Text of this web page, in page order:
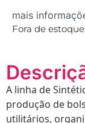
mais
Fora de estoque
A linha de
produção de
utilitários,